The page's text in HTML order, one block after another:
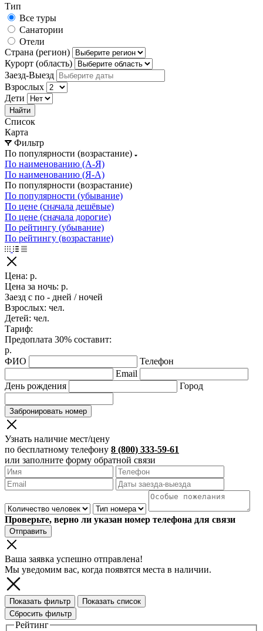
Тип
Все туры
Санатории
Отели
Страна (регион)
Курорт (область)
Заезд-Выезд
Взрослых
Дети
Найти
Список
Карта
Фильтр
По популярности (возрастание)
По наименованию (А-Я)
По наименованию (Я-А)
По популярности (возрастание)
По популярности (убывание)
По цене (сначала дешёвые)
По цене (сначала дорогие)
По рейтингу (убывание)
По рейтингу (возрастание)
Цена: р.
Цена за ночь: р.
Заезд с по - дней /ночей
Взрослых: чел.
Детей: чел.
Тариф:
Предоплата 30% составит:
р.
ФИО
Телефон
Email
День рождения
Город
Забронировать номер
Узнать наличие мест/цену
по бесплатному телефону 8 (800) 333-59-61
или заполните форму обратной связи
Проверьте, верно ли указан номер телефона для связи
Отправить
Ваша заявка успешно отправлена!
Мы уведомим вас, когда появятся места в наличии.
Показать фильтр
Показать список
Сбросить фильтр
Рейтинг